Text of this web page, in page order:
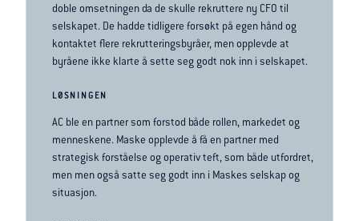
doble omsetningen da de skulle rekruttere ny CFO til
selskapet. De hadde tidligere forsøkt på egen hånd og
kontaktet flere rekrutteringsbyråer, men opplevde at
byråene ikke klarte å sette seg godt nok inn i selskapet.
LØSNINGEN
AC ble en partner som forstod både rollen, markedet og
menneskene. Maske opplevde å få en partner med
strategisk forståelse og operativ teft, som både utfordret,
men men også satte seg godt inn i Maskes selskap og
situasjon.